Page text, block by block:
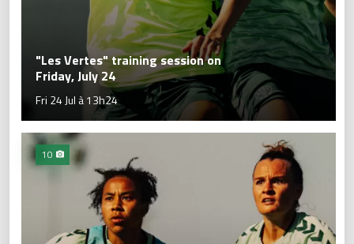
"Les Vertes" training session on
Friday, July 24
Fri 24 Jul à 13h24
10